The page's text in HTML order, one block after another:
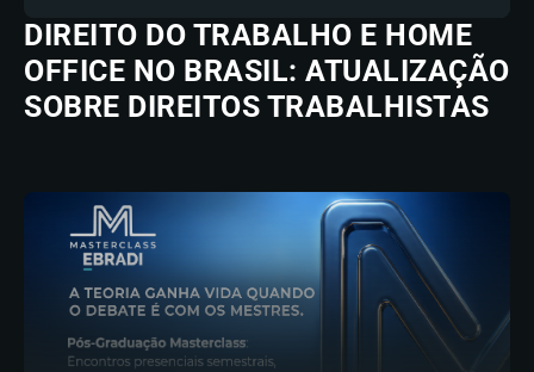
DIREITO DO TRABALHO E HOME
OFFICE NO BRASIL: ATUALIZAÇÃO
SOBRE DIREITOS TRABALHISTAS